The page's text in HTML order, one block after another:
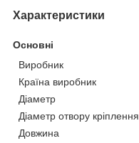
Характеристики
Основні
Виробник
Країна виробник
Діаметр
Діаметр отвору кріплення
Довжина